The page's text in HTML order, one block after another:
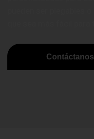
Contáctanos